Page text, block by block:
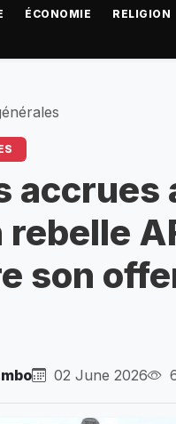
ÉCONOMIE RELIGION
accrues
son
02 June 2026